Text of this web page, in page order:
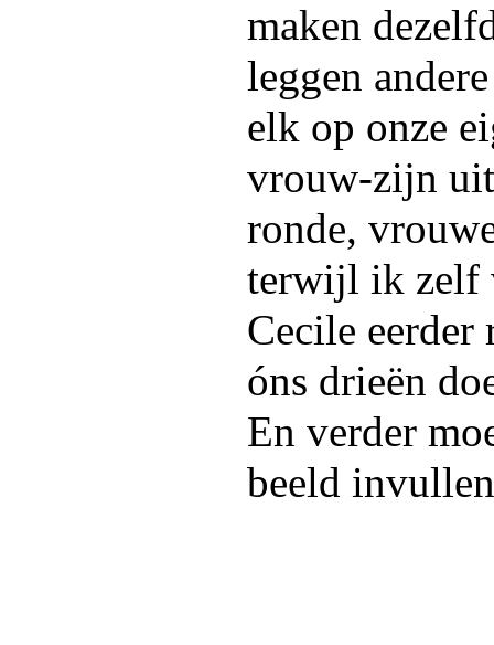
maken
leggen
elk op onze
vrouw-zijn
ronde,
terwijl ik zelf
Cecile
óns drieën
En verder
beeld